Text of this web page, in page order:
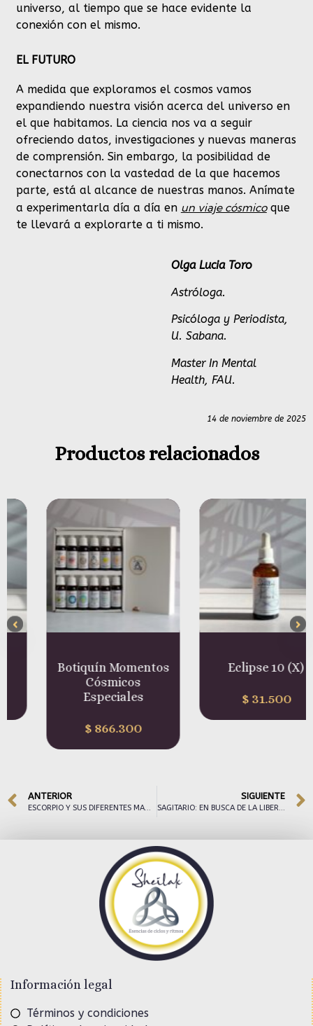
universo, al tiempo que se hace evidente la
conexión con el mismo.
EL FUTURO
A medida que exploramos el cosmos vamos
expandiendo nuestra visión acerca del universo en
el que habitamos. La ciencia nos va a seguir
ofreciendo datos, investigaciones y nuevas maneras
de comprensión. Sin embargo, la posibilidad de
conectarnos con la vastedad de la que hacemos
parte, está al alcance de nuestras manos. Anímate
a experimentarla día a día en un viaje cósmicoque
te llevará a explorarte a ti mismo.
Olga Lucia Toro
Astróloga.
Psicóloga y Periodista,
U. Sabana.
Master In Mental
Health, FAU.
14 de noviembre de 2025
Productos relacionados
Botiquín Momentos
Cósmicos
Especiales
866.300
Eclipse 10 (X)
31.500
ANTERIOR
ESCORPIO Y SUS DIFERENTES MANIFESTACIONES
SIGUIENTE
SAGITARIO: EN BUSCA DE LA LIBERTAD
Información legal
Términos y condiciones